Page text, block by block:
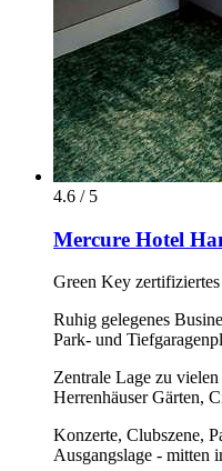
4.6 / 5
Mercure Hotel
Green Key
Ruhig gelegenes
Park- und
Zentrale Lage zu
Herrenhäuser Gärten,
Konzerte, Clubszene,
Ausgangslage - mitten